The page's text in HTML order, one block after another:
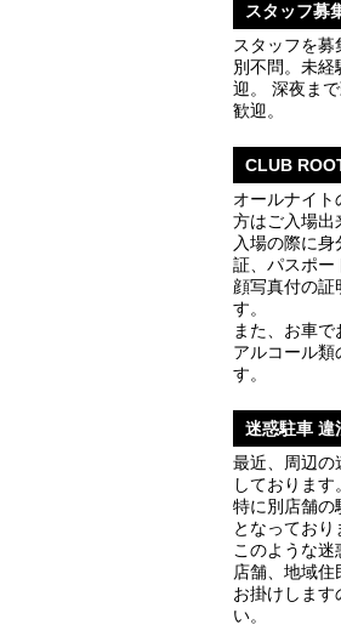
スタッフ募
スタッフを
別不問。未経
迎。 深夜ま
歓迎。
CLUB
オールナイ
方はご入場出
入場の際に
証、パスポー
顔写真付の証
す。
また、お車
アルコール類
す。
迷惑駐車 違
最近、周辺の
しております。
特に別店舗の
となっており
このような
店舗、地域
お掛けします
い。